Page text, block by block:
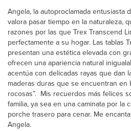
Angela, la autoproclamada entusiasta
valora pasar tiempo en la naturaleza,
razones por las que Trex Transcend
perfectamente a su hogar. Las tablas
presentan una estética elevada con
ofrecen una apariencia natural
acentúa con delicadas rayas que dan
maderas duras que se encuentran
rocosas”. Mis recuerdos más felices
familia, ya sea en una caminata por la
porche trasero para cenar. Me
Angela.